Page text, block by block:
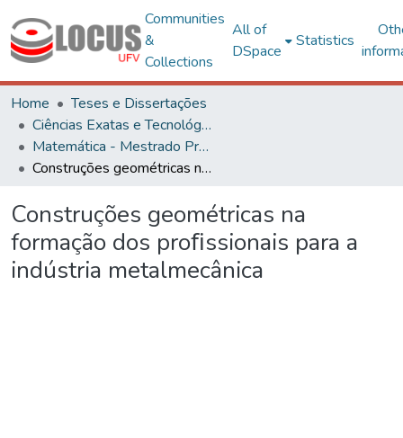
Communities
&
Collections
All of
DSpace
Statistics
Home
Teses e Dissertações
Ciências Exatas e Tecnológicas
Matemática - Mestrado Profissional
Construções geométricas na formação dos proﬁssionais para a indústria metalmecânica
Construções geométricas na
formação dos proﬁssionais para a
indústria metalmecânica